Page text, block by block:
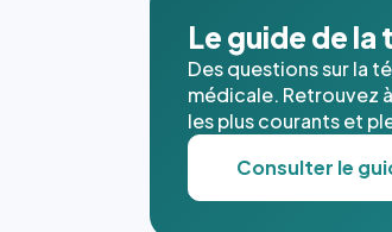
Le guide de
Des questions sur la
médicale. Retrouvez
les plus courants et
Consulter le